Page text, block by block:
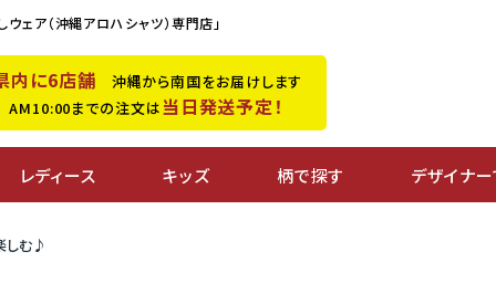
ェア（沖縄アロハシャツ）専門店」
内に6店舗 沖縄から南国をお届けします
までの注文は当日発送予定！
レディース キッズ 柄で探す デザイナ
しむ♪